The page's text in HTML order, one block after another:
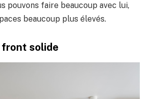
pouvons faire beaucoup avec lui,
beaucoup plus élevés.
front solide